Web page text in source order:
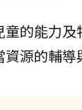
的能力
源的輔導